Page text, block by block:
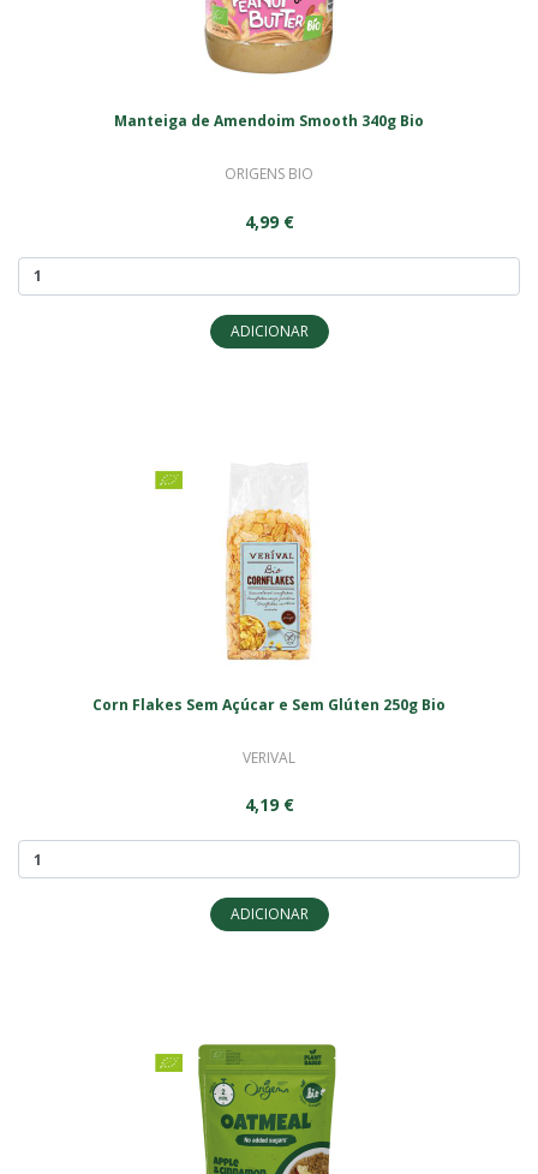
Manteiga de Amendoim Smooth 340g Bio
ORIGENS BIO
4,99 €
ADICIONAR
Corn Flakes Sem Açúcar e Sem Glúten 250g Bio
VERIVAL
4,19 €
ADICIONAR